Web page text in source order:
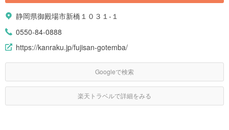
静岡県御殿場市新橋１０３１-１
0550-84-0888
https://kanraku.jp/fujisan-gotemba/
Googleで検索
楽天トラベルで詳細をみる